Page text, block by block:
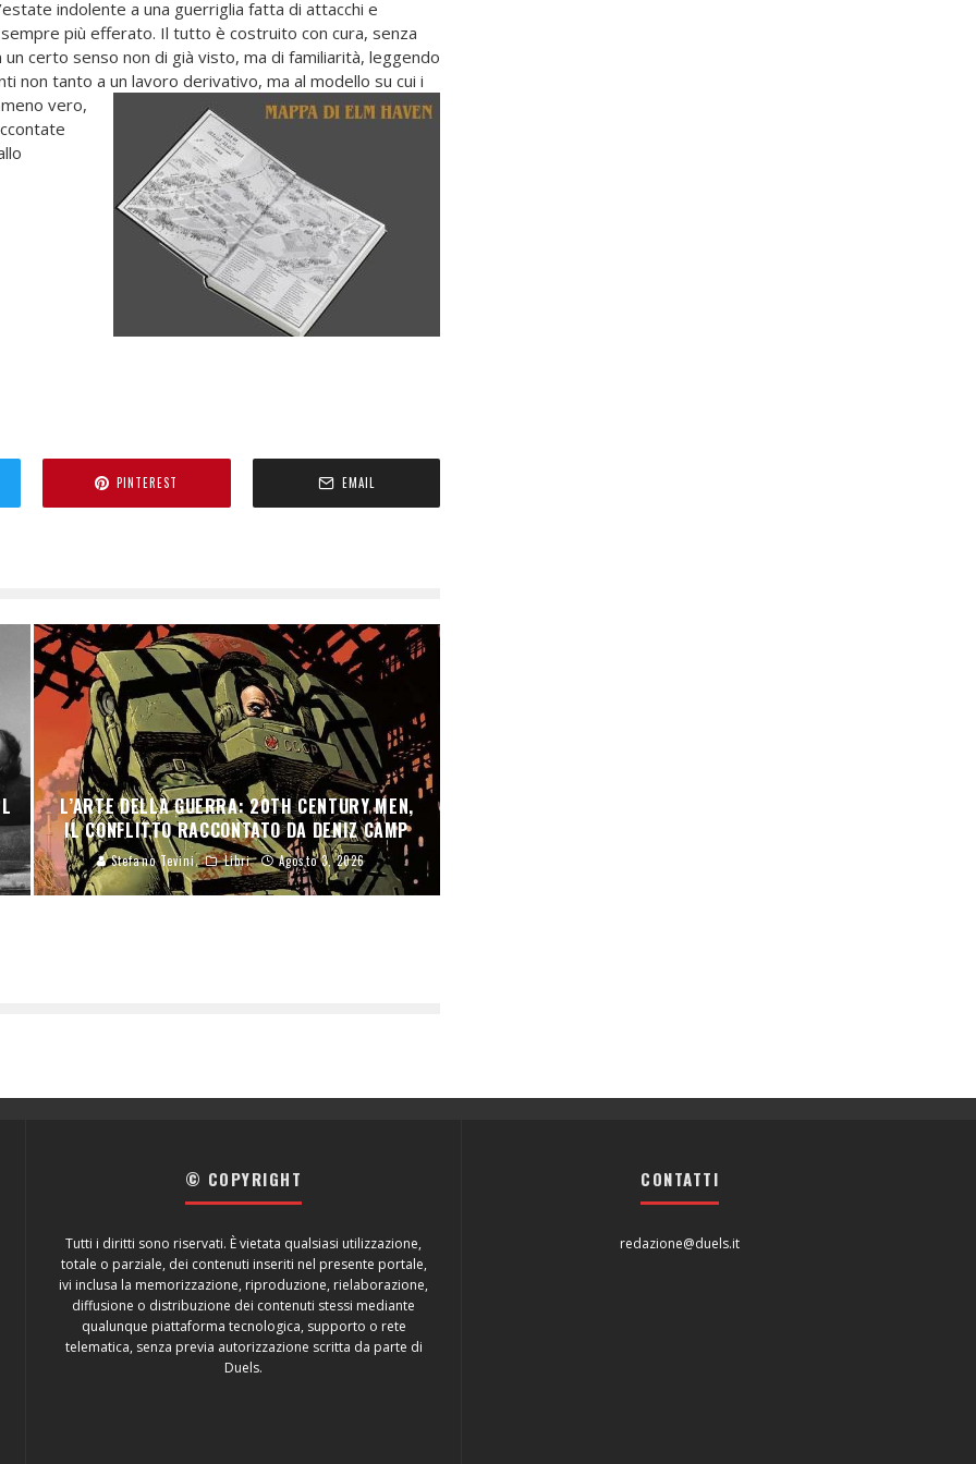
indolente a una guerriglia fatta di attacchi e
più efferato. Il tutto è costruito con cura, senza
certo senso non di già visto, ma di familiarità, leggendo
non tanto a un lavoro derivativo, ma al modello su cui i
vero,
PINTEREST EMAIL
L’ARTE DELLA GUERRA: 20TH CENTURY MEN,
IL CONFLITTO RACCONTATO DA DENIZ CAMP
Stefano Tevini Libri Agosto 3, 2026
© COPYRIGHT
Tutti i diritti sono riservati. È vietata qualsiasi utilizzazione,
totale o parziale, dei contenuti inseriti nel presente portale,
ivi inclusa la memorizzazione, riproduzione, rielaborazione,
diffusione o distribuzione dei contenuti stessi mediante
qualunque piattaforma tecnologica, supporto o rete
telematica, senza previa autorizzazione scritta da parte di
Duels.
CONTATTI
redazione@duels.it